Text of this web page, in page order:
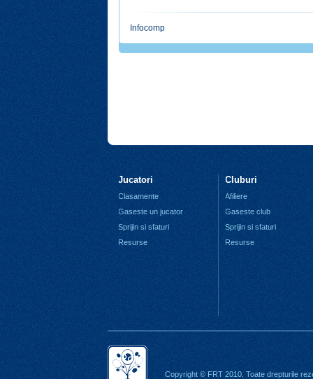
Infocomp
Jucatori
Clasamente
Gaseste un jucator
Sprijin si sfaturi
Resurse
Cluburi
Afiliere
Gaseste club
Sprijin si sfaturi
Resurse
Copyright © FRT 2010. Toate drepturile